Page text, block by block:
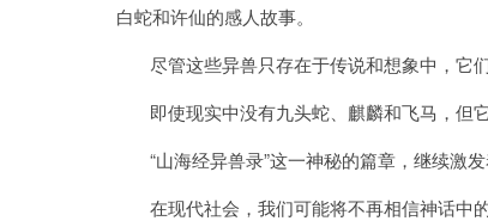
白蛇和许仙的感人故事。
尽管这些异兽只存在于传说和想象中，它们
即使现实中没有九头蛇、麒麟和飞马，但它
“山海经异兽录”这一神秘的篇章，继续激发
在现代社会，我们可能将不再相信神话中